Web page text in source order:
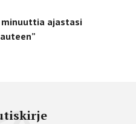
minuuttia ajastasi